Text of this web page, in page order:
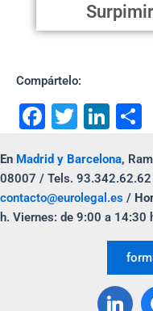
Compártelo:
F
c
e
b
T
tt
er
Li
k
e
dI
n
En Madrid y Barcelona,
08007 / Tels.
contacto@eurolegal.es /
h. Viernes: de 9:00 a 14:30